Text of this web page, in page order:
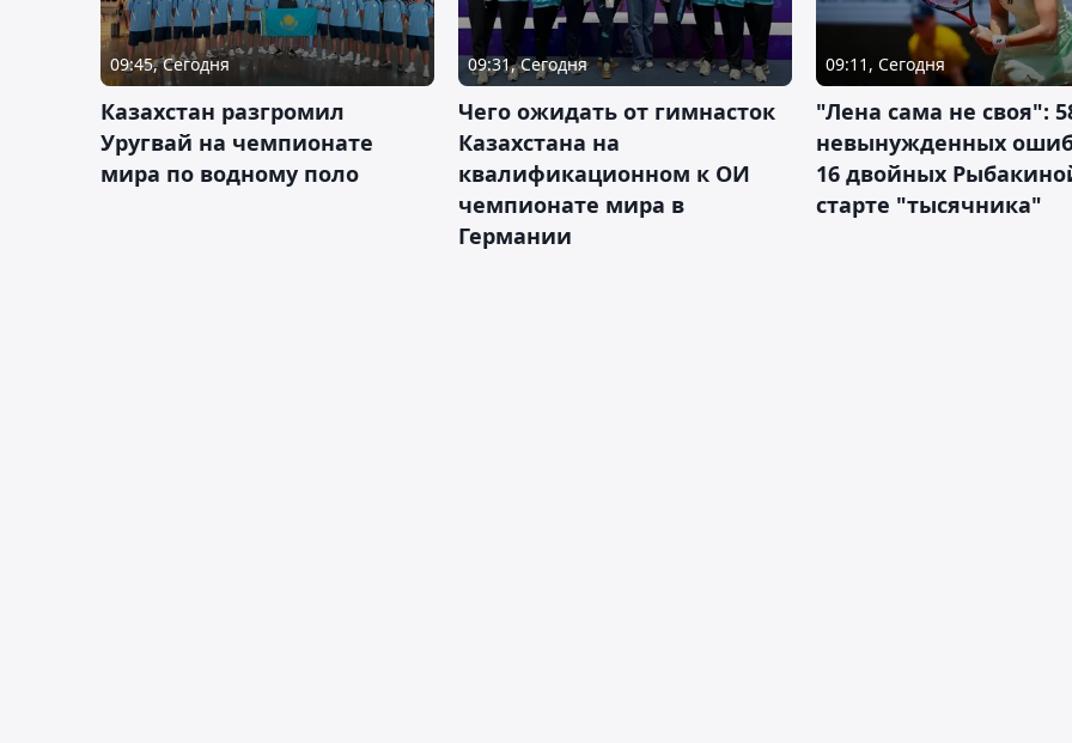
09:45, Сегодня
Казахстан разгромил
Уругвай на чемпионате
мира по водному поло
09:31, Сегодня
Чего ожидать от гимнасток
Казахстана на
квалификационном к ОИ
чемпионате мира в
Германии
09:11, Сегодня
"Лена сама не своя":
невынужденных
16 двойных
старте "тысячника"